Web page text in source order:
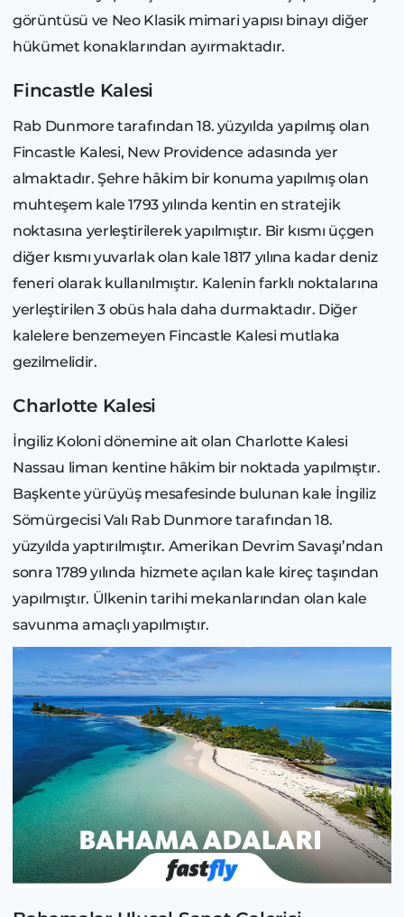
görüntüsü ve Neo Klasik mimari yapısı binayı diğer
hükümet konaklarından ayırmaktadır.
Fincastle Kalesi
Rab Dunmore tarafından 18. yüzyılda yapılmış olan
Fincastle Kalesi, New Providence adasında yer
almaktadır. Şehre hâkim bir konuma yapılmış olan
muhteşem kale 1793 yılında kentin en stratejik
noktasına yerleştirilerek yapılmıştır. Bir kısmı üçgen
diğer kısmı yuvarlak olan kale 1817 yılına kadar deniz
feneri olarak kullanılmıştır. Kalenin farklı noktalarına
yerleştirilen 3 obüs hala daha durmaktadır. Diğer
kalelere benzemeyen Fincastle Kalesi mutlaka
gezilmelidir.
Charlotte Kalesi
İngiliz Koloni dönemine ait olan Charlotte Kalesi
Nassau liman kentine hâkim bir noktada yapılmıştır.
Başkente yürüyüş mesafesinde bulunan kale İngiliz
Sömürgecisi Valı Rab Dunmore tarafından 18.
yüzyılda yaptırılmıştır. Amerikan Devrim Savaşı’ndan
sonra 1789 yılında hizmete açılan kale kireç taşından
yapılmıştır. Ülkenin tarihi mekanlarından olan kale
savunma amaçlı yapılmıştır.